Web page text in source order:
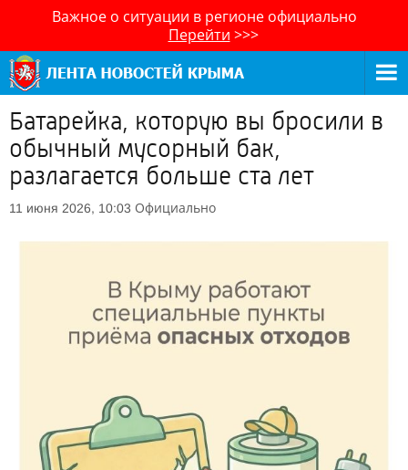
Важное о ситуации в регионе официально
Перейти >>>
Батарейка, которую вы бросили в
обычный мусорный бак,
разлагается больше ста лет
11 июня 2026, 10:03 Официально